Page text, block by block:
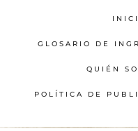
GLOSARIO DE
QUIÉN
POLÍTICA DE